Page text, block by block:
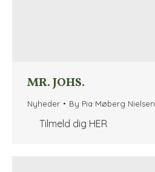
MR. JOHS.
Nyheder By Pia Møberg Nielsen
Tilmeld dig HER